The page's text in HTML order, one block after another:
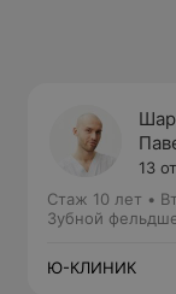
13
Стаж 10 лет •
Зубной
Ю-КЛИНИК